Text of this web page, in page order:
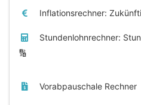
Inflationsrechner:
Stundenlohnrechner:
🔢
Vorabpauschale Rechner